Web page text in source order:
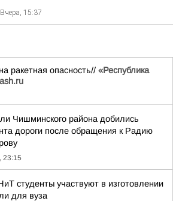
Вчера, 15:37
ракетная опасность// «Республика
Чишминского района добились
дороги после обращения к Радию
23:15
студенты участвуют в изготовлении
для вуза